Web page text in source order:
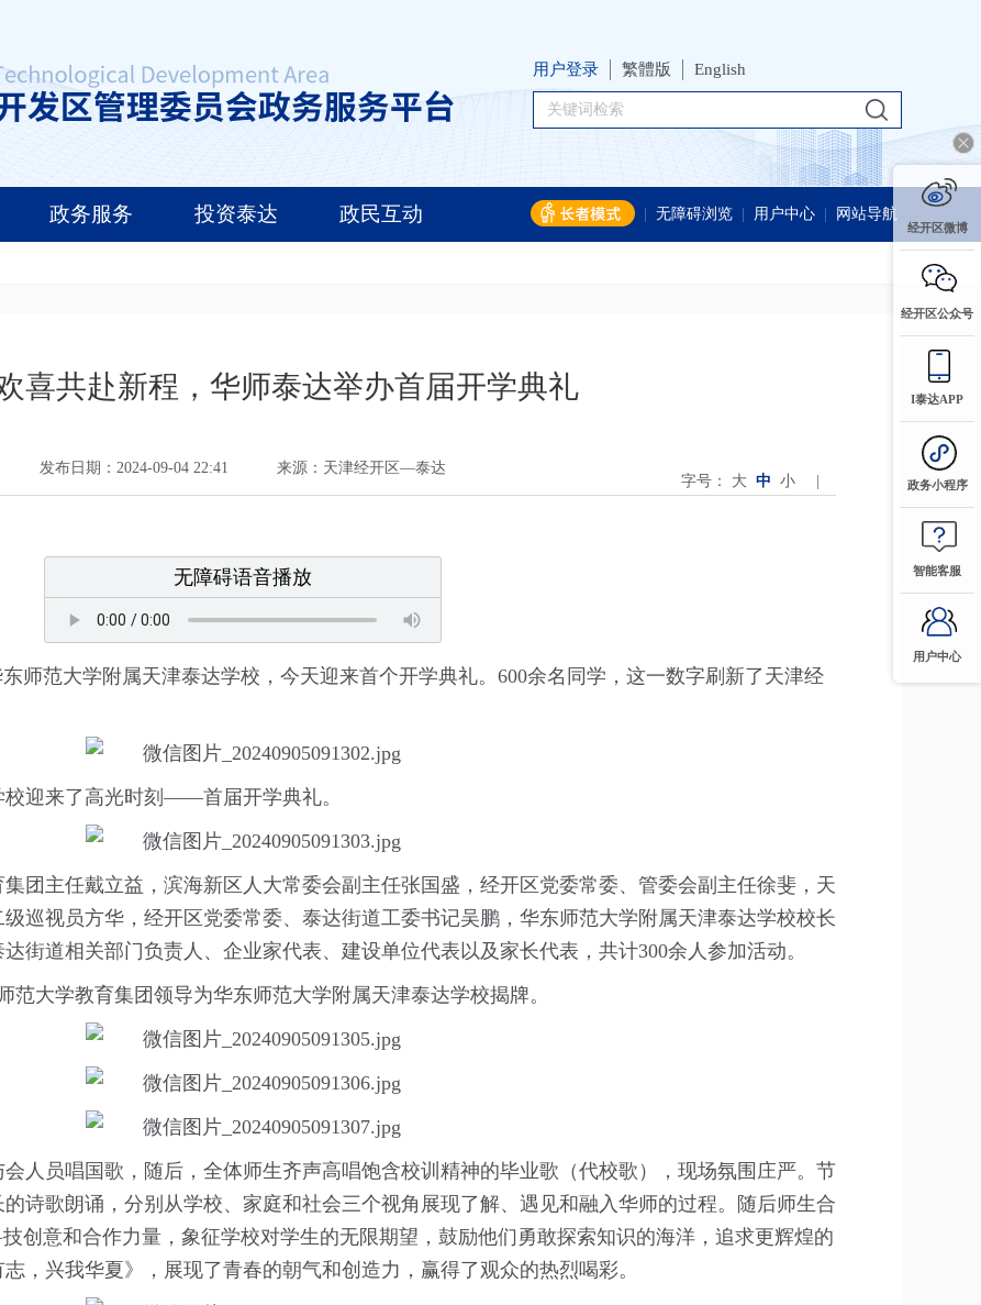
用户登录 繁體版 English
政务服务 投资泰达 政民互动 无障碍浏览 用户中心 网站导航
喜共赴新程，华师泰达举办首届开学典礼
发布日期：2024-09-04 22:41
来源：天津经开区—泰达
字号： 大 中 小
无障碍语音播放
师范大学附属天津泰达学校，今天迎来首个开学典礼。600余名同学，这一数字刷新了天津经
迎来了高光时刻——首届开学典礼。
团主任戴立益，滨海新区人大常委会副主任张国盛，经开区党委常委、管委会副主任徐斐，天
巡视员方华，经开区党委常委、泰达街道工委书记吴鹏，华东师范大学附属天津泰达学校校长
街道相关部门负责人、企业家代表、建设单位代表以及家长代表，共计300余人参加活动。
范大学教育集团领导为华东师范大学附属天津泰达学校揭牌。
人员唱国歌，随后，全体师生齐声高唱饱含校训精神的毕业歌（代校歌），现场氛围庄严。节
诗歌朗诵，分别从学校、家庭和社会三个视角展现了解、遇见和融入华师的过程。随后师生合
创意和合作力量，象征学校对学生的无限期望，鼓励他们勇敢探索知识的海洋，追求更辉煌的
，兴我华夏》，展现了青春的朝气和创造力，赢得了观众的热烈喝彩。
经开区微博
经开区公众号
I泰达APP
政务小程序
智能客服
用户中心